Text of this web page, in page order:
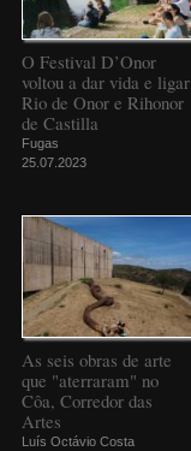
O Festival D’Onor
voltou a dar vida e ligar
Rio de Onor e Rihonor
de Castilla
Fugas
25.07.2023
As seis obras de arte
que "aterraram" no
Côa, Corredor das
Artes
Luís Octávio Costa